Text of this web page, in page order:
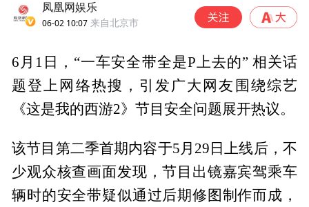
凤凰网娱乐
06-02 10:07 来自北京市
6月1日，“一车安全带全是P上去的” 相关话
题登上网络热搜，引发广大网友围绕综艺
《这是我的西游2》节目安全问题展开热议。
该节目第二季首期内容于5月29日上线后，不
少观众核查画面发现，节目出镜嘉宾驾乘车
辆时的安全带疑似通过后期修图制作而成，